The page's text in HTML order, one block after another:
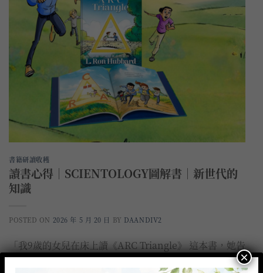
書籍研讀收穫
讀書心得｜SCIENTOLOGY圖解書｜新世代的
知識
POSTED ON 2026 年 5 月 20 日 BY DAANDIV2
「我9歲的女兒在床上讀《ARC Triangle》 這本書，她告
訴我：『這是我讀過的最好的書。它讓我感覺太棒了……×